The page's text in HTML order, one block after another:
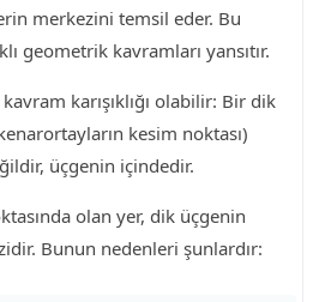
merkezini temsil eder. Bu
geometrik kavramları yansıtır.
karışıklığı olabilir: Bir dik
kesim noktası)
üçgenin içindedir.
olan yer, dik üçgenin
Bunun nedenleri şunlardır: